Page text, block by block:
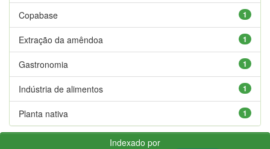
1
Copabase
1
Extração da amêndoa
1
Gastronomia
1
Indústria de alimentos
1
Planta nativa
Indexado por